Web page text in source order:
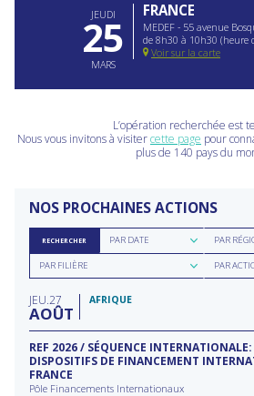
JEUDI
25
MARS
FRANCE
MEDEF - 55 avenue
de 8h30 à 10h30 (heure
Voir sur la carte
L’opération recherchée est
Nous vous invitons à visitercette page pour
plus de 140 pays du
NOS PROCHAINES ACTIONS
RECHERCHER
Rechercher
parPAR DATE
par
région
PAR
Rechercher
parPAR FILIÈRE
parPAR
JEU 27
AOÛT
AFRIQUE
REF 2026 / SÉQUENCE
DISPOSITIFS DE FINANCEMENT
FRANCE
Pôle Financements Internationaux